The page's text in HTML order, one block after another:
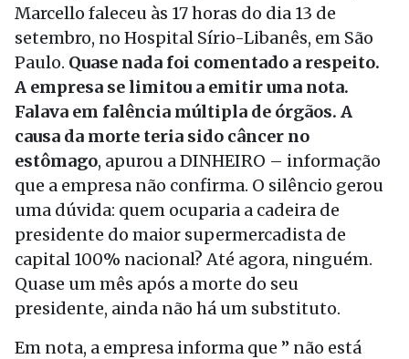
Marcello faleceu às 17 horas do dia 13 de
setembro, no Hospital Sírio-Libanês, em São
Paulo. Quase nada foi comentado a respeito.
A empresa se limitou a emitir uma nota.
Falava em falência múltipla de órgãos. A
causa da morte teria sido câncer no
estômago, apurou a DINHEIRO – informação
que a empresa não confirma. O silêncio gerou
uma dúvida: quem ocuparia a cadeira de
presidente do maior supermercadista de
capital 100% nacional? Até agora, ninguém.
Quase um mês após a morte do seu
presidente, ainda não há um substituto.
Em nota, a empresa informa que ” não está